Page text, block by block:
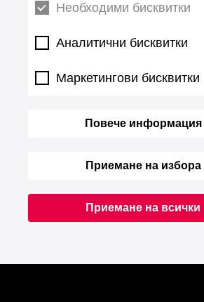
Необходими бисквитки
Аналитични бисквитки
Маркетингови бисквитки
Повече информация
Приемане на избора
Приемане на всички